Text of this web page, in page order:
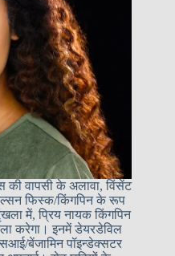
की वापसी के अलावा, विंसेंट
फिस्क/किंगपिन के रूप
में, प्रिय नायक किंगपिन
करेगा। इनमें डेयरडेविल
बेंजामिन पॉइन्डेक्सटर